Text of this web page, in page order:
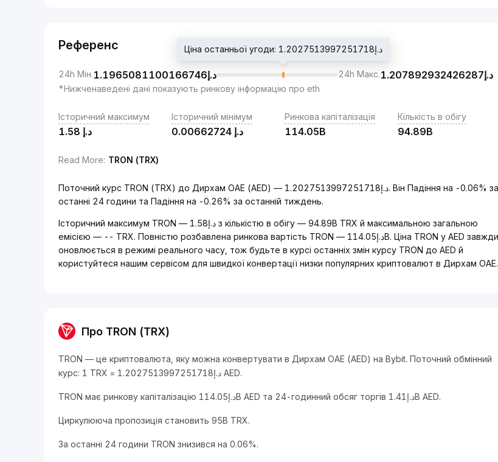
Референс
24h Мін. د.إ1.1965081100166746
Ціна останньої угоди: د.إ1.2027513997251718
24h Макс. د.إ1.207892932426287
*Нижченаведені дані показують ринкову інформацію про eth
Історичний максимум
د.إ 1.58
Історичний мінімум
د.إ 0.00662724
Ринкова капіталізація
114.05B
Кількість в обігу
94.89B
Read More: TRON (TRX)
Поточний курс TRON (TRX) до Дирхам ОАЕ (AED) — د.إ1.2027513997251718. Він Падіння на -0.06% за
останні 24 години та Падіння на -0.26% за останній тиждень.
Історичний максимум TRON — د.إ1.58 з кількістю в обігу — 94.89B TRX й максимальною загальною
емісією — -- TRX. Повністю розбавлена ринкова вартість TRON — د.إ114.05B. Ціна TRON у AED завжди
оновлюється в режимі реального часу, тож будьте в курсі останніх змін курсу TRON до AED й
користуйтеся нашим сервісом для швидкої конвертації низки популярних криптовалют в Дирхам ОАЕ.
Про TRON (TRX)
TRON — це криптовалюта, яку можна конвертувати в Дирхам ОАЕ (AED) на Bybit. Поточний обмінний
курс: 1 TRX = د.إ1.2027513997251718 AED.
TRON має ринкову капіталізацію د.إ114.05B AED та 24-годинний обсяг торгів د.إ1.41B AED.
Циркулююча пропозиція становить 95B TRX.
За останні 24 години TRON знизився на 0.06%.